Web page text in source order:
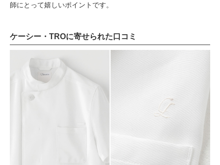
師にとって嬉しいポイントです。
ケーシー・TROに寄せられた口コミ